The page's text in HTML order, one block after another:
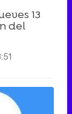
13
del